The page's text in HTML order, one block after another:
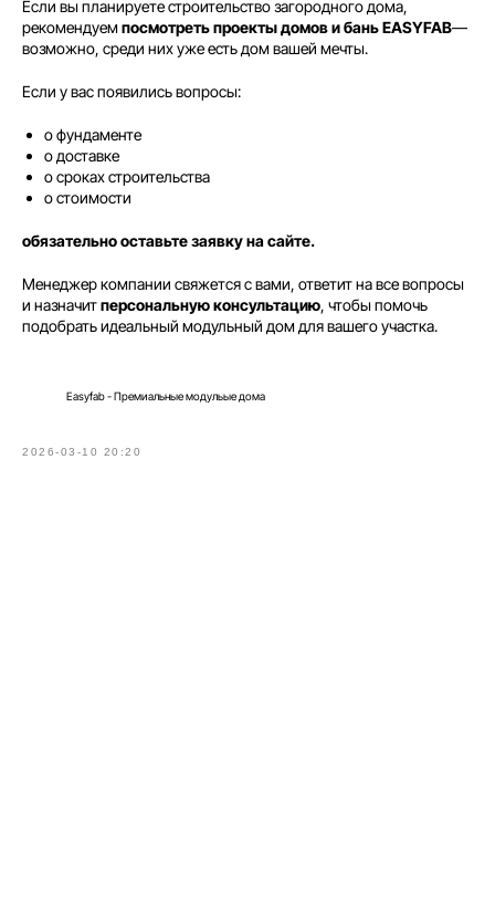
Если вы планируете строительство загородного дома,
рекомендуемпосмотреть проекты домов и бань EASYFAB—
возможно, среди них уже есть дом вашей мечты.
Если у вас появились вопросы:
о фундаменте
о доставке
о сроках строительства
о стоимости
обязательно оставьте заявку на сайте.
Менеджер компании свяжется с вами, ответит на все вопросы
и назначитперсональную консультацию, чтобы помочь
подобрать идеальный модульный дом для вашего участка.
Easyfab - Премиальные модульые дома
2026-03-10 20:20